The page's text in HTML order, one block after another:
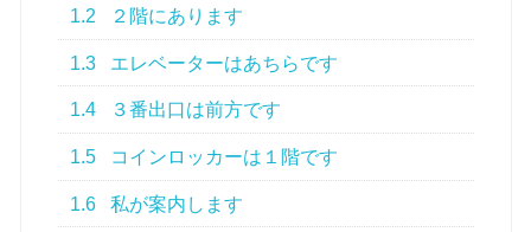
1.2 ２階にあります
1.3 エレベーターはあちらです
1.4 ３番出口は前方です
1.5 コインロッカーは１階です
1.6 私が案内します